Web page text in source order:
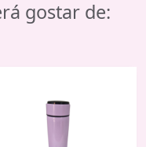
gostar de: